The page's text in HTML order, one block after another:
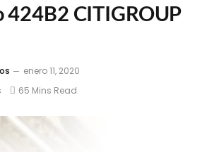
424B2 CITIGROUP
enero 11, 2020
65 Mins Read